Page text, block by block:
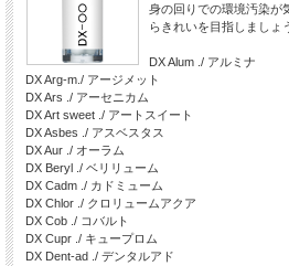
身の回りでの環境汚染が
らきれいを目指しましょ
DX Alum ./ アルミナ
DX Arg-m./ アージメット
DX Ars ./ アーセニカム
DX Art sweet ./ アートスイート
DX Asbes ./ アスベスタス
DX Aur ./ オーラム
DX Beryl ./ ベリリューム
DX Cadm ./ カドミューム
DX Chlor ./ クロリュームアクア
DX Cob ./ コバルト
DX Cupr ./ キュープロム
DX Dent-ad ./ デンタルアド